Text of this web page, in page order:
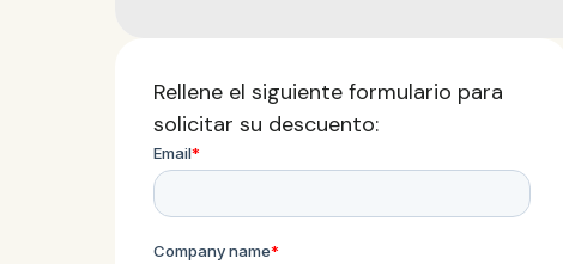
Rellene el siguiente formulario para
solicitar su descuento: